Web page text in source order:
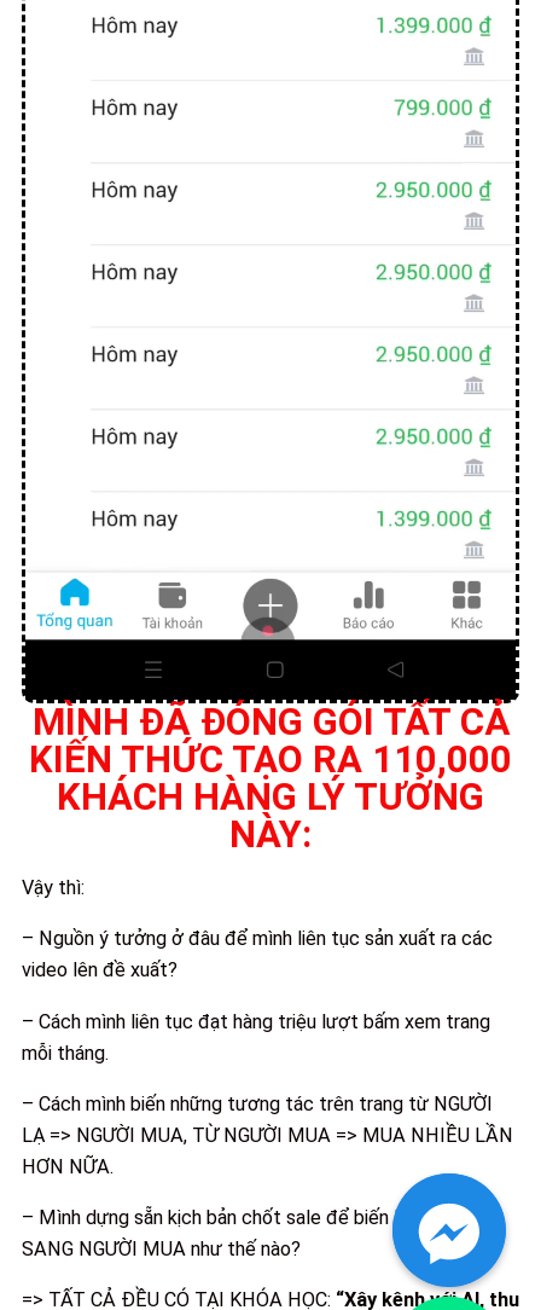
MÌNH ĐÃ ĐÓNG GÓI TẤT CẢ
KIẾN THỨC TẠO RA 110,000
KHÁCH HÀNG LÝ TƯỞNG
NÀY:
Vậy thì:
– Nguồn ý tưởng ở đâu để mình liên tục sản xuất ra các
video lên đề xuất?
– Cách mình liên tục đạt hàng triệu lượt bấm xem trang
mỗi tháng.
– Cách mình biến những tương tác trên trang từ NGƯỜI
LẠ => NGƯỜI MUA, TỪ NGƯỜI MUA => MUA NHIỀU LẦN
HƠN NỮA.
– Mình dựng sẵn kịch bản chốt sale để biến NGƯỜI LẠ
SANG NGƯỜI MUA như thế nào?
=> TẤT CẢ ĐỀU CÓ TẠI KHÓA HỌC: “Xây kênh với AI, thu